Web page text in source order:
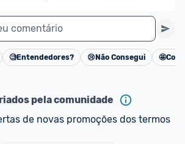
comentário
Cancelar
🧐Entendedores? 😢 Não Consegui 🤩
pela comunidade
de novas promoções dos termos